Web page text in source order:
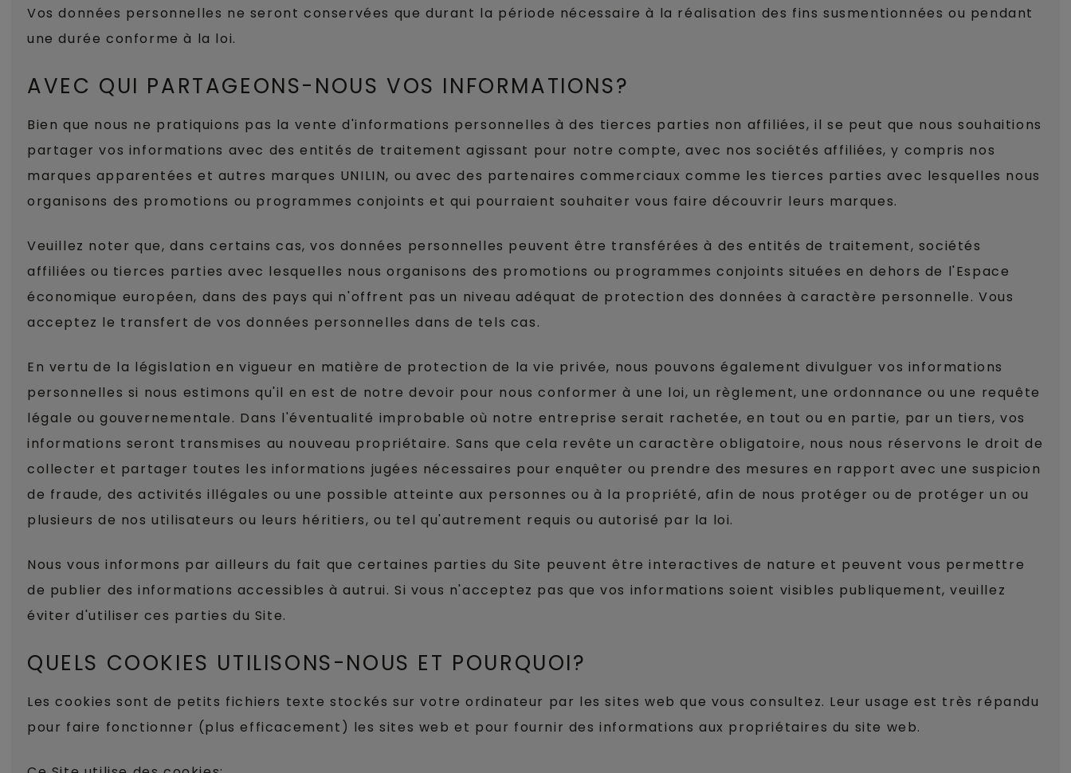
Vos données personnelles ne seront conservées que durant la période nécessaire à la réalisation des fins susmentionnées ou pendant
une durée conforme à la loi.
AVEC QUI PARTAGEONS-NOUS VOS INFORMATIONS?
Bien que nous ne pratiquions pas la vente d'informations personnelles à des tierces parties non affiliées, il se peut que nous souhaitions
partager vos informations avec des entités de traitement agissant pour notre compte, avec nos sociétés affiliées, y compris nos
marques apparentées et autres marques UNILIN, ou avec des partenaires commerciaux comme les tierces parties avec lesquelles nous
organisons des promotions ou programmes conjoints et qui pourraient souhaiter vous faire découvrir leurs marques.
Veuillez noter que, dans certains cas, vos données personnelles peuvent être transférées à des entités de traitement, sociétés
affiliées ou tierces parties avec lesquelles nous organisons des promotions ou programmes conjoints situées en dehors de l'Espace
économique européen, dans des pays qui n'offrent pas un niveau adéquat de protection des données à caractère personnelle. Vous
acceptez le transfert de vos données personnelles dans de tels cas.
En vertu de la législation en vigueur en matière de protection de la vie privée, nous pouvons également divulguer vos informations
personnelles si nous estimons qu'il en est de notre devoir pour nous conformer à une loi, un règlement, une ordonnance ou une requête
légale ou gouvernementale. Dans l'éventualité improbable où notre entreprise serait rachetée, en tout ou en partie, par un tiers, vos
informations seront transmises au nouveau propriétaire. Sans que cela revête un caractère obligatoire, nous nous réservons le droit de
collecter et partager toutes les informations jugées nécessaires pour enquêter ou prendre des mesures en rapport avec une suspicion
de fraude, des activités illégales ou une possible atteinte aux personnes ou à la propriété, afin de nous protéger ou de protéger un ou
plusieurs de nos utilisateurs ou leurs héritiers, ou tel qu'autrement requis ou autorisé par la loi.
Nous vous informons par ailleurs du fait que certaines parties du Site peuvent être interactives de nature et peuvent vous permettre
de publier des informations accessibles à autrui. Si vous n'acceptez pas que vos informations soient visibles publiquement, veuillez
éviter d'utiliser ces parties du Site.
QUELS COOKIES UTILISONS-NOUS ET POURQUOI?
Les cookies sont de petits fichiers texte stockés sur votre ordinateur par les sites web que vous consultez. Leur usage est très répandu
pour faire fonctionner (plus efficacement) les sites web et pour fournir des informations aux propriétaires du site web.